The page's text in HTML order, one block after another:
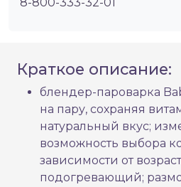
8-800-333-32-01
Краткое описание:
блендер-пароварка
на пару, сохраняя
натуральный вкус;
возможность выбора
зависимости от
подогревающий;